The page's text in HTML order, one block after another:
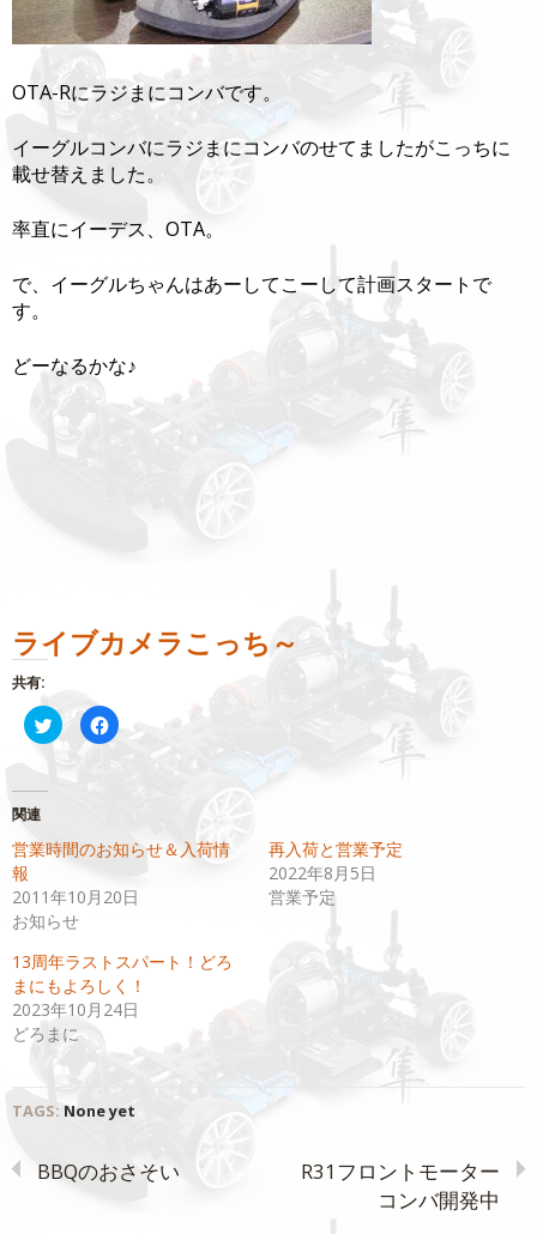
OTA-Rにラジまにコンバです。
イーグルコンバにラジまにコンバのせてましたがこっちに
載せ替えました。
率直にイーデス、OTA。
で、イーグルちゃんはあーしてこーして計画スタートで
す。
どーなるかな♪
ライブカメラこっち～
共有:
ク
リ
有
(新
い
ウ
ィ
ン
ウ
で
開
き
ま
す)
Facebook
で
有
リ
ッ
し
て
い
(新
し
い
ウ
ン
開
き
関連
営業時間のお知らせ＆入荷情
報
2011年10月20日
お知らせ
再入荷と営業予定
2022年8月5日
営業予定
13周年ラストスパート！どろ
まにもよろしく！
2023年10月24日
どろまに
TAGS: None yet
BBQのおさそい
R31フロントモーター
コンバ開発中